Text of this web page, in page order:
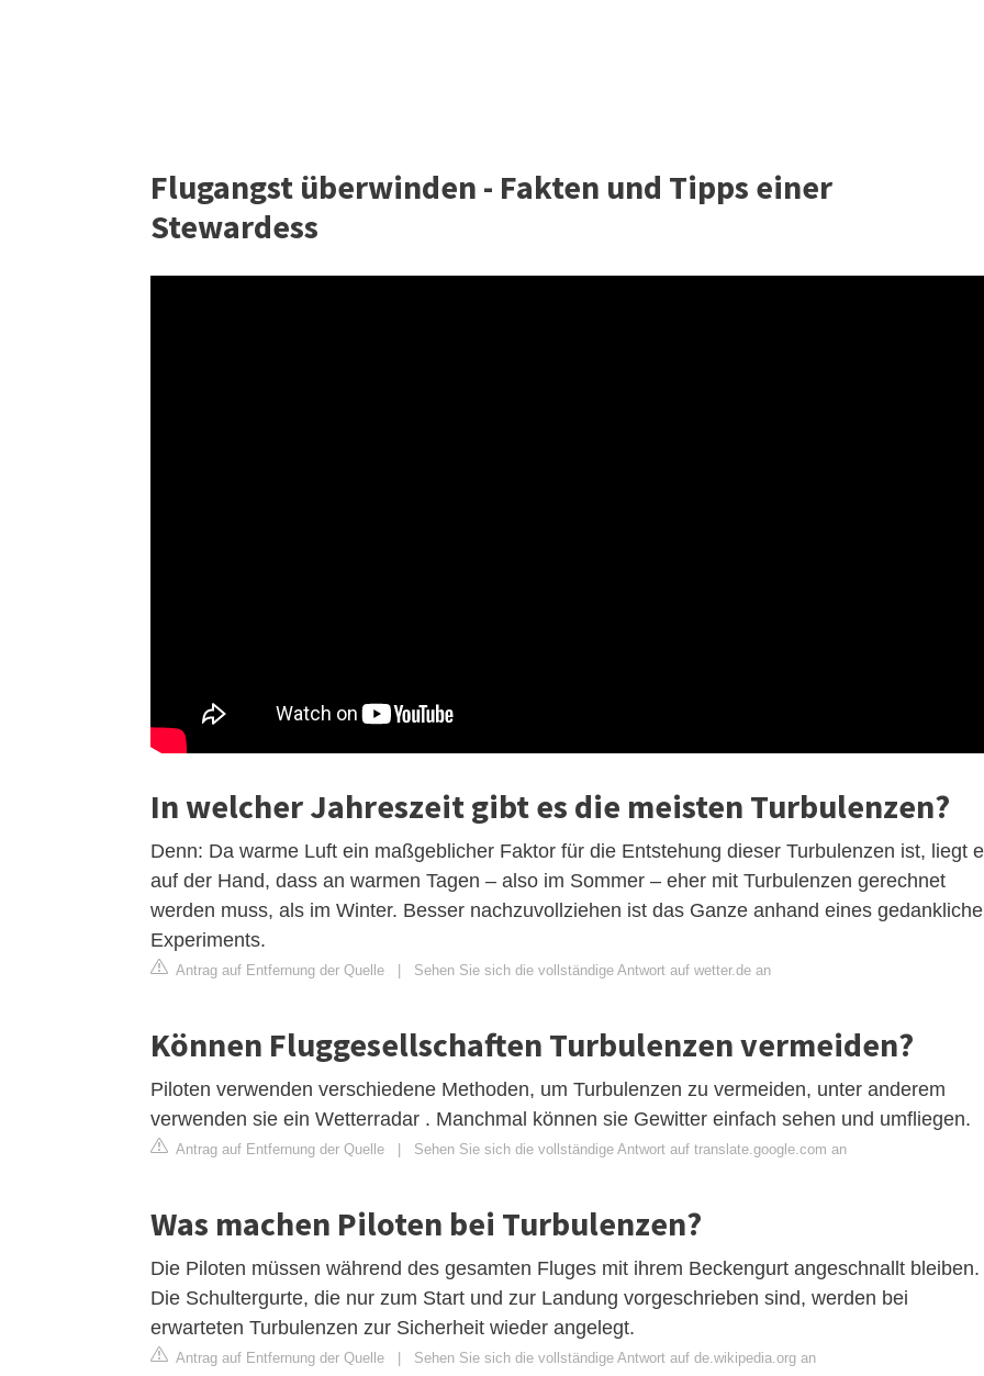
Flugangst überwinden - Fakten und Tipps einer
Stewardess
In welcher Jahreszeit gibt es die meisten Turbulenzen?
Denn: Da warme Luft ein maßgeblicher Faktor für die Entstehung dieser Turbulenzen ist, liegt
auf der Hand, dass an warmen Tagen – also im Sommer – eher mit Turbulenzen gerechnet
werden muss, als im Winter. Besser nachzuvollziehen ist das Ganze anhand eines
Experiments.
Antrag auf Entfernung der Quelle | Sehen Sie sich die vollständige Antwort auf wetter.de an
Können Fluggesellschaften Turbulenzen vermeiden?
Piloten verwenden verschiedene Methoden, um Turbulenzen zu vermeiden, unter anderem
verwenden sie ein Wetterradar . Manchmal können sie Gewitter einfach sehen und umfliegen.
Antrag auf Entfernung der Quelle | Sehen Sie sich die vollständige Antwort auf translate.google.com an
Was machen Piloten bei Turbulenzen?
Die Piloten müssen während des gesamten Fluges mit ihrem Beckengurt angeschnallt bleiben.
Die Schultergurte, die nur zum Start und zur Landung vorgeschrieben sind, werden bei
erwarteten Turbulenzen zur Sicherheit wieder angelegt.
Antrag auf Entfernung der Quelle | Sehen Sie sich die vollständige Antwort auf de.wikipedia.org an